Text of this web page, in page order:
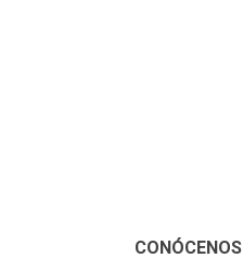
CONÓCENOS